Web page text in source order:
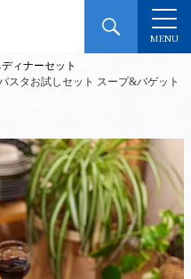
MENU
ィナーセット
スタお試しセット スープ&バゲット